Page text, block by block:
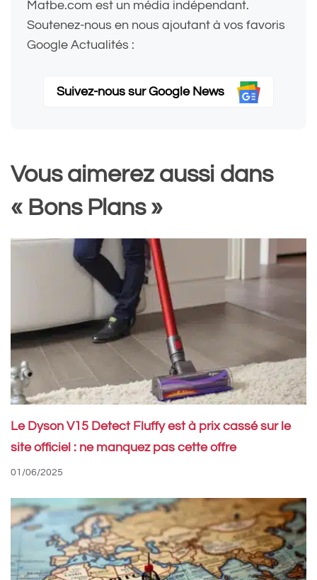
Matbe.com est un média indépendant.
Soutenez-nous en nous ajoutant à vos favoris
Google Actualités :
Suivez-nous sur Google News
Vous aimerez aussi dans
« Bons Plans »
Le Dyson V15 Detect Fluffy est à prix cassé sur le
site officiel : ne manquez pas cette offre
01/06/2025